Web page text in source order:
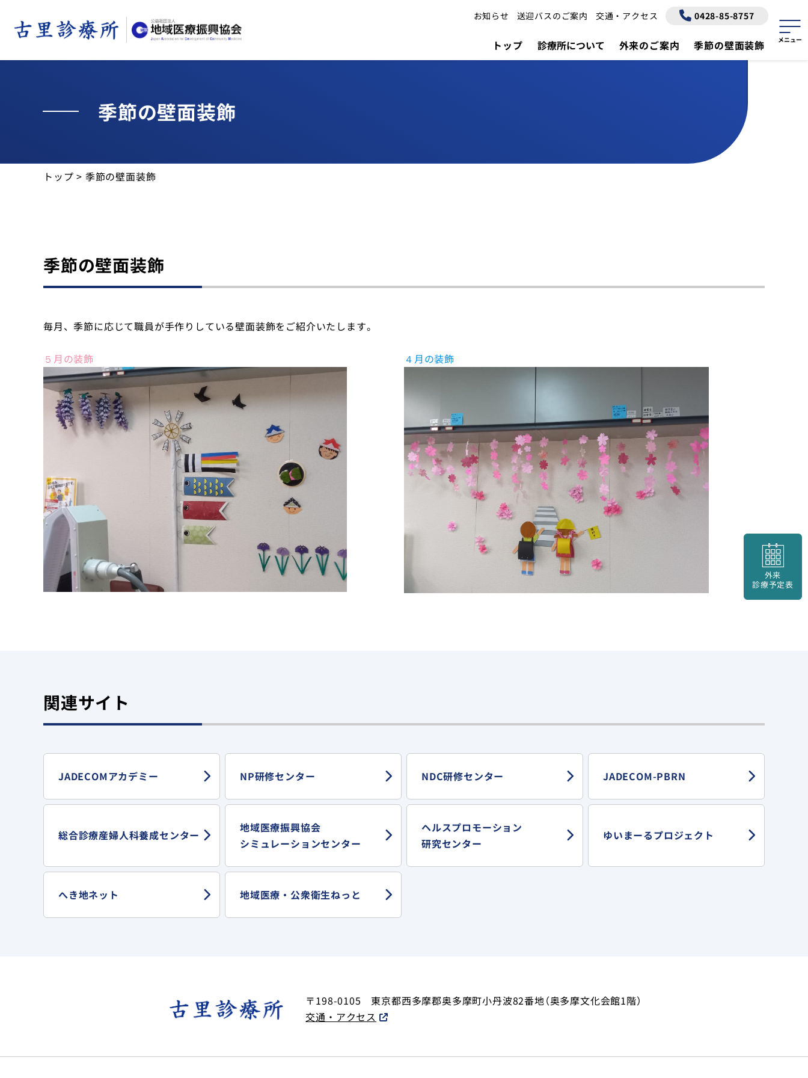
お知らせ 送迎バスのご案内 交通・アクセス 0428-85-8757
トップ 診療所について 外来のご案内 季節の壁面装飾
お知らせ
診療所について
季節の壁面装飾
外来のご案内
トップ
外来
診療予定表
季節の壁面装飾
トップ > 季節の壁面装飾
季節の壁面装飾
毎月、季節に応じて職員が手作りしている壁面装飾をご紹介いたします。
５月の装飾 ４月の装飾
関連サイト
JADECOMアカデミー NP研修センター NDC研修センター JADECOM-PBRN
総合診療産婦人科養成センター
地域医療振興協会
シミュレーションセンター
ヘルスプロモーション
研究センター
ゆいまーるプロジェクト
へき地ネット 地域医療・ 公衆衛生ねっと
〒198-0105 東京都西多摩郡奥多摩町小丹波82番地（奥多摩文化会館1階）
交通・アクセス